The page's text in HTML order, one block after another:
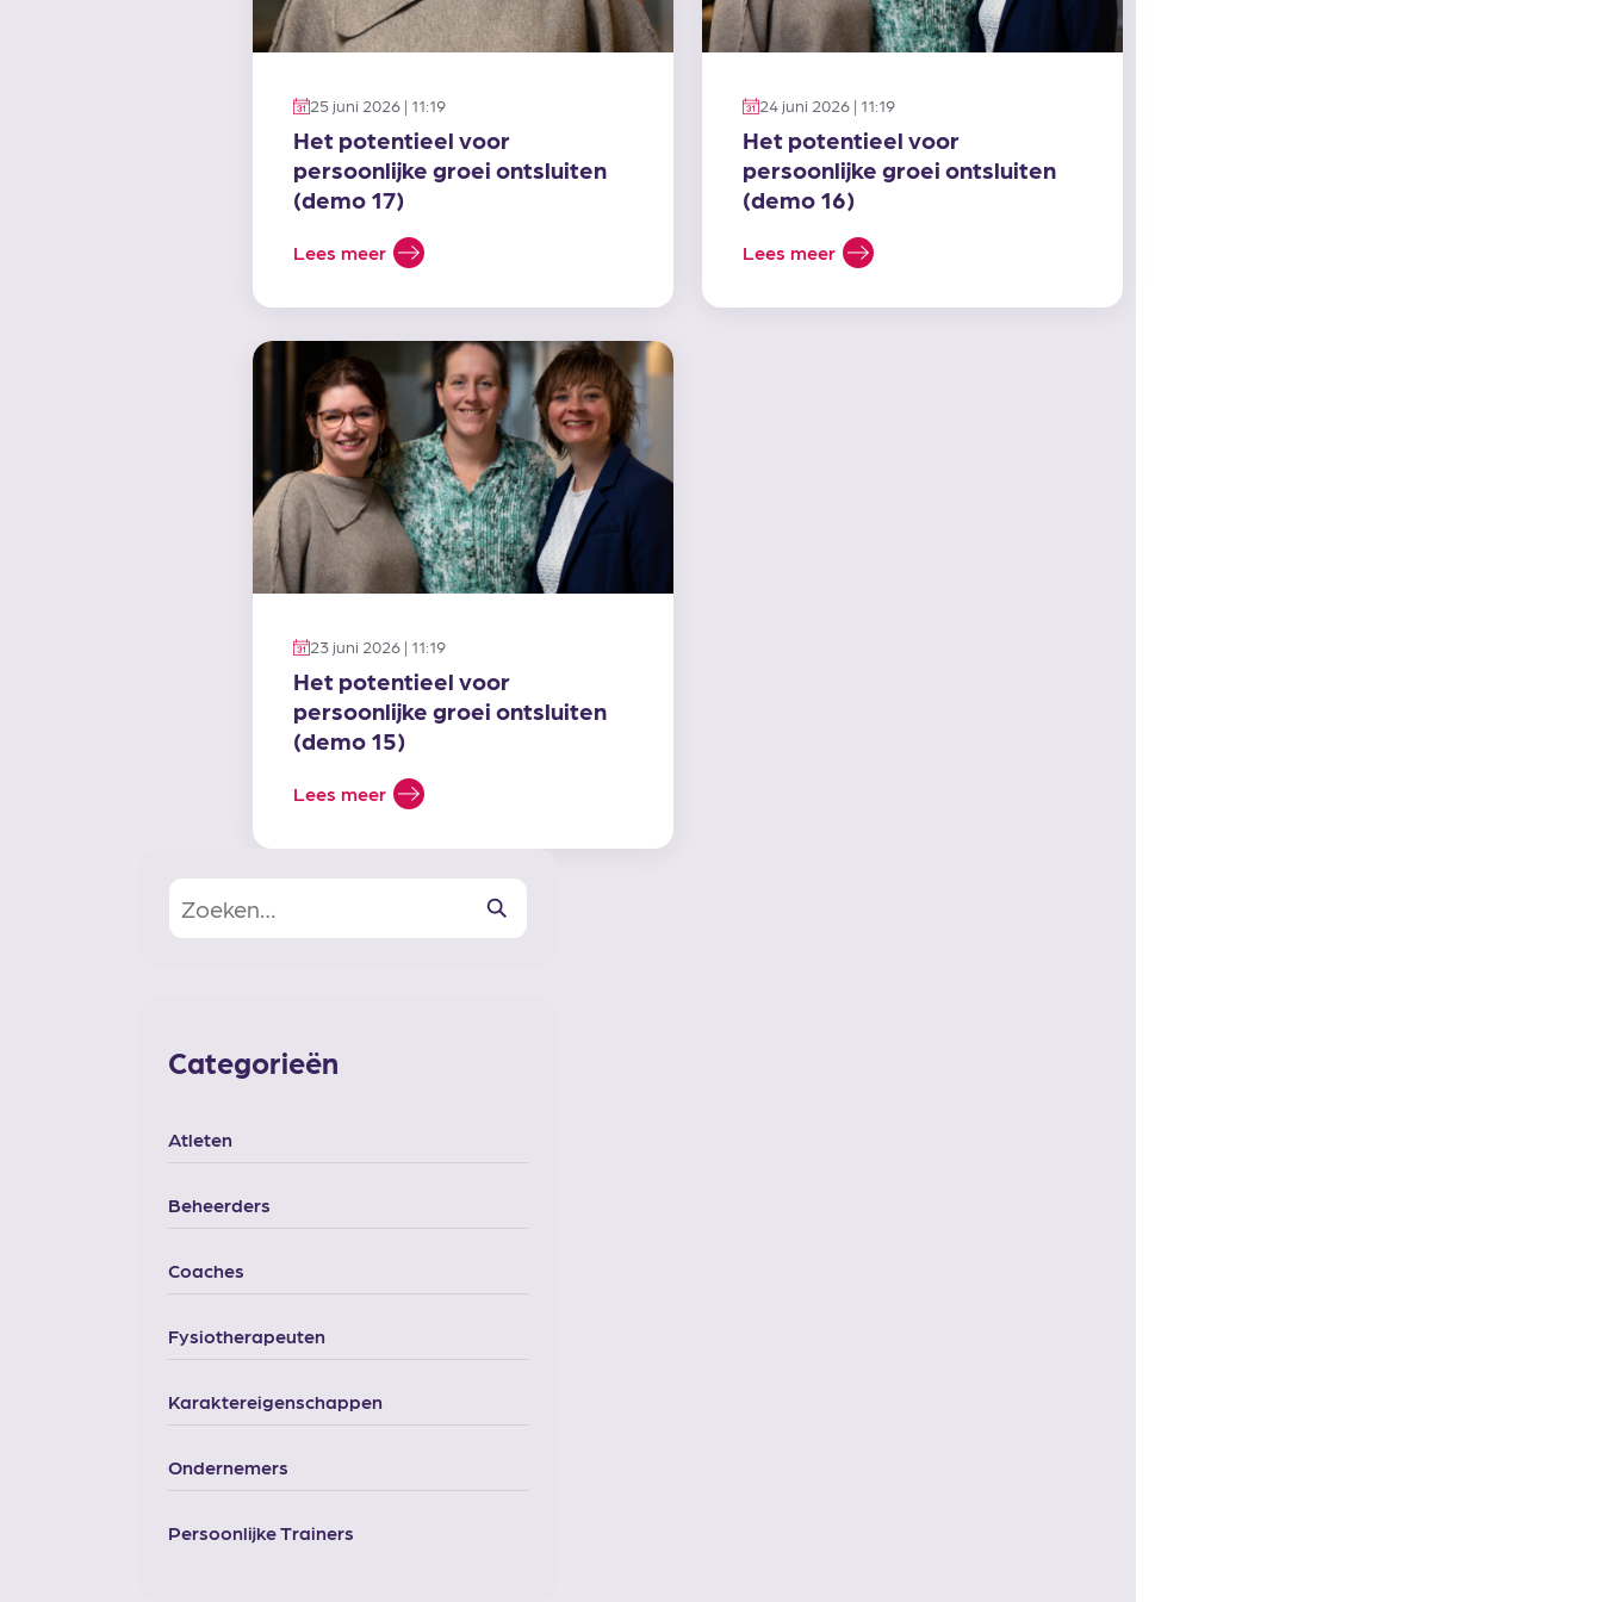
25 juni 2026 | 11:19
Het potentieel voor
persoonlijke groei ontsluiten
(demo 17)
Lees meer
24 juni 2026 | 11:19
Het potentieel voor
persoonlijke groei ontsluiten
(demo 16)
Lees meer
23 juni 2026 | 11:19
Het potentieel voor
persoonlijke groei ontsluiten
(demo 15)
Lees meer
Zoeken
Categorieën
Atleten
Beheerders
Coaches
Fysiotherapeuten
Karaktereigenschappen
Ondernemers
Persoonlijke Trainers